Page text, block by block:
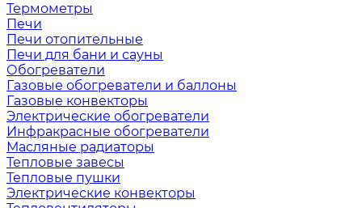
Термометры
Печи
Печи отопительные
Печи для бани и сауны
Обогреватели
Газовые обогреватели и баллоны
Газовые конвекторы
Электрические обогреватели
Инфракрасные обогреватели
Масляные радиаторы
Тепловые завесы
Тепловые пушки
Электрические конвекторы